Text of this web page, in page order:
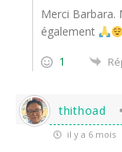
Merci Barbara.
également
1
thithoad
il y a 6 mois